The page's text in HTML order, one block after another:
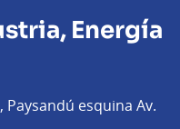
Energía
Paysandú esquina Av.